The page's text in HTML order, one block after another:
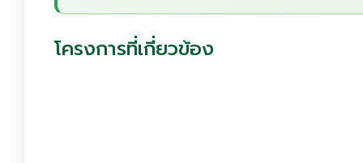
โครงการที่เกี่ยวข้อง